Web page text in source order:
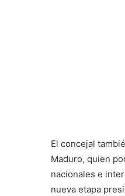
El concejal
Maduro, quien
nacionales e
nueva etapa